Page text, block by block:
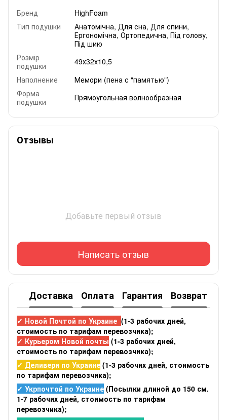
Бренд
HighFoam
Тип подушки
Анатомічна, Для сна, Для спини,
Ергономічна, Ортопедична, Під голову,
Під шию
Розмір
подушки
49х32х10,5
Наполнение
Мемори (пена с "памятью")
Форма
подушки
Прямоугольная волнообразная
Отзывы
Добавьте первый отзыв
Написать отзыв
Доставка Оплата Гарантия Возврат
✓ Новой Почтой по Украине (1-3 рабочих дней,
стоимость по тарифам перевозчика);
✓ Курьером Новой почты (1-3 рабочих дней,
стоимость по тарифам перевозчика);
✓ Деливери по Украине (1-3 рабочих дней, стоимость
по тарифам перевозчика);
✓ Укрпочтой по Украине (Посылки длиной до 150 см.
1-7 рабочих дней, стоимость по тарифам
перевозчика);